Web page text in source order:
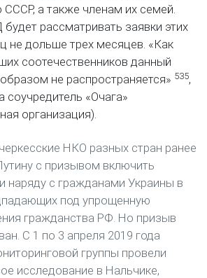
СССР, а также членам их семей.
рассматривать заявки этих
не дольше трех месяцев. «Как
соотечественников данный
не распространяется» 535,
соучредитель «Очага»
организация).
НКО разных стран ранее
с призывом включить
наряду с гражданами Украины в
под упрощенную
гражданства РФ. Но призыв
С 1 по 3 апреля 2019 года
группы провели
исследование в Нальчике,